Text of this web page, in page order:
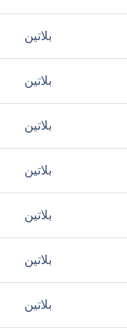
بلاتين
بلاتين
بلاتين
بلاتين
بلاتين
بلاتين
بلاتين